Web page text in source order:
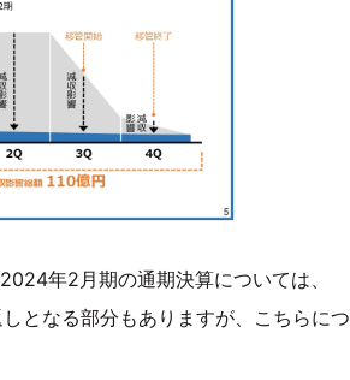
年2月期の通期決算については、
となる部分もありますが、こちらにつ